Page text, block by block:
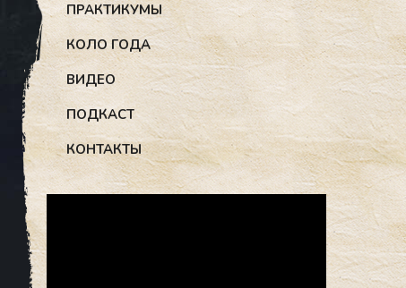
ПРАКТИКУМЫ
КОЛО ГОДА
ВИДЕО
ПОДКАСТ
КОНТАКТЫ